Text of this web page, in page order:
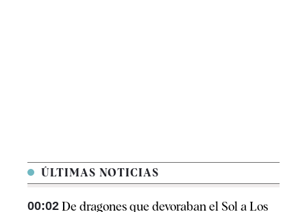
ÚLTIMAS NOTICIAS
00:02 De dragones que devoraban el Sol a Los